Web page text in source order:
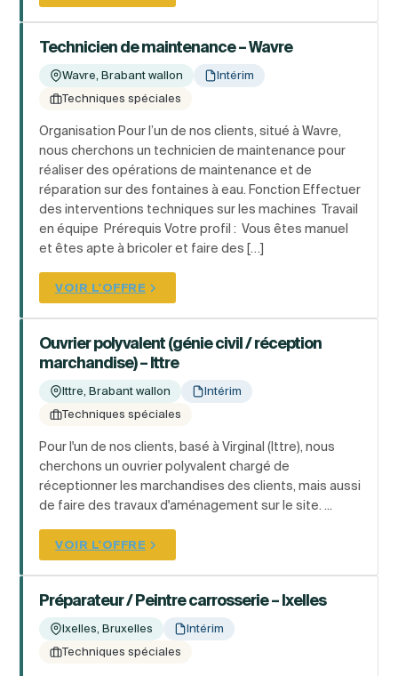
Technicien de maintenance – Wavre
Wavre, Brabant wallon
Intérim
Techniques spéciales
Organisation Pour l’un de nos clients, situé à Wavre,
nous cherchons un technicien de maintenance pour
réaliser des opérations de maintenance et de
réparation sur des fontaines à eau. Fonction Effectuer
des interventions techniques sur les machines Travail
en équipe Prérequis Votre profil : Vous êtes manuel
et êtes apte à bricoler et faire des […]
VOIR L'OFFRE
Ouvrier polyvalent (génie civil / réception
marchandise) – Ittre
Ittre, Brabant wallon
Intérim
Techniques spéciales
Pour l'un de nos clients, basé à Virginal (Ittre), nous
cherchons un ouvrier polyvalent chargé de
réceptionner les marchandises des clients, mais aussi
de faire des travaux d'aménagement sur le site. ...
VOIR L'OFFRE
Préparateur / Peintre carrosserie – Ixelles
Ixelles, Bruxelles
Intérim
Techniques spéciales